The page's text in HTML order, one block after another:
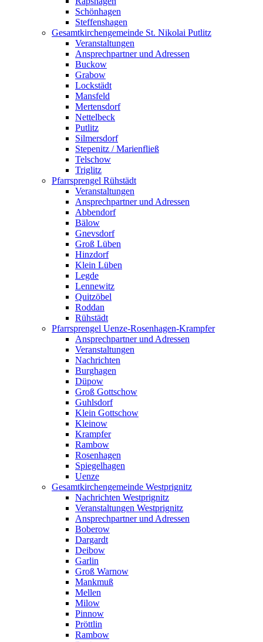
Schönhagen
Steffenshagen
Gesamtkirchengemeinde St. Nikolai Putlitz
Veranstaltungen
Ansprechpartner und Adressen
Buckow
Grabow
Lockstädt
Mansfeld
Mertensdorf
Nettelbeck
Putlitz
Silmersdorf
Stepenitz / Marienfließ
Telschow
Triglitz
Pfarrsprengel Rühstädt
Veranstaltungen
Ansprechpartner und Adressen
Abbendorf
Bälow
Gnevsdorf
Groß Lüben
Hinzdorf
Klein Lüben
Legde
Lennewitz
Quitzöbel
Roddan
Rühstädt
Pfarrsprengel Uenze-Rosenhagen-Krampfer
Ansprechpartner und Adressen
Veranstaltungen
Nachrichten
Burghagen
Düpow
Groß Gottschow
Guhlsdorf
Klein Gottschow
Kleinow
Krampfer
Rambow
Rosenhagen
Spiegelhagen
Uenze
Gesamtkirchengemeinde Westprignitz
Nachrichten Westprignitz
Veranstaltungen Westprignitz
Ansprechpartner und Adressen
Boberow
Dargardt
Deibow
Garlin
Groß Warnow
Mankmuß
Mellen
Milow
Pinnow
Pröttlin
Rambow